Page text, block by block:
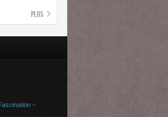
Plus
–